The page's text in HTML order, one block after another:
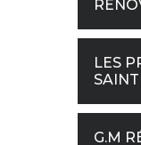
LES
G.M